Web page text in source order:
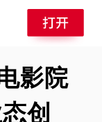
影院
创